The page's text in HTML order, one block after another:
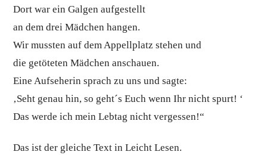
Dort war ein Galgen aufgestellt
an dem drei Mädchen hangen.
Wir mussten auf dem Appellplatz stehen und
die getöteten Mädchen anschauen.
Eine Aufseherin sprach zu uns und sagte:
‚Seht genau hin, so geht´s Euch wenn Ihr nicht spurt! ‘
Das werde ich mein Lebtag nicht vergessen!“
Das ist der gleiche Text in Leicht Lesen.